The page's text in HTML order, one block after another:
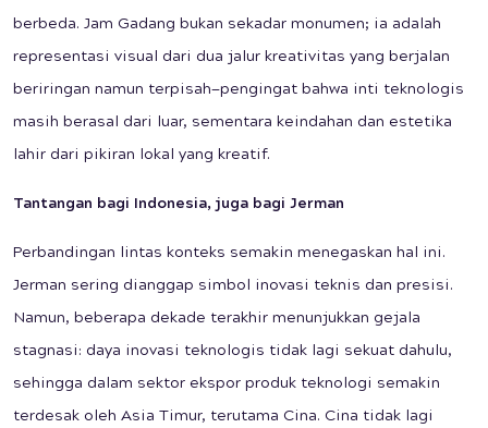
berbeda. Jam Gadang bukan sekadar monumen; ia adalah
representasi visual dari dua jalur kreativitas yang berjalan
beriringan namun terpisah—pengingat bahwa inti teknologis
masih berasal dari luar, sementara keindahan dan estetika
lahir dari pikiran lokal yang kreatif.
Tantangan bagi Indonesia, juga bagi Jerman
Perbandingan lintas konteks semakin menegaskan hal ini.
Jerman sering dianggap simbol inovasi teknis dan presisi.
Namun, beberapa dekade terakhir menunjukkan gejala
stagnasi: daya inovasi teknologis tidak lagi sekuat dahulu,
sehingga dalam sektor ekspor produk teknologi semakin
terdesak oleh Asia Timur, terutama Cina. Cina tidak lagi